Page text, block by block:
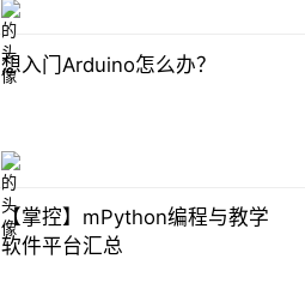
想入门Arduino怎么办？
【掌控】mPython编程与教学
软件平台汇总